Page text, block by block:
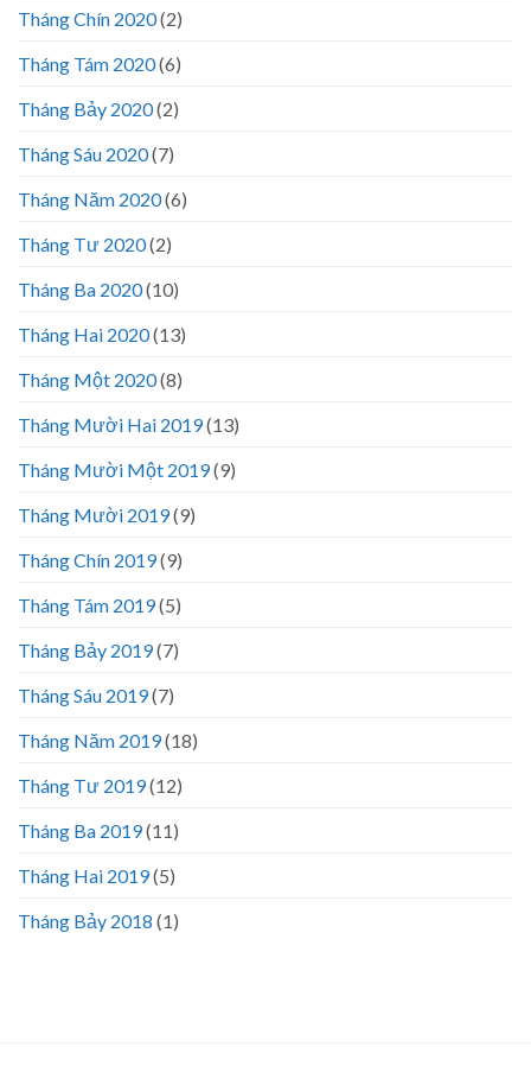
Tháng Chín 2020(2)
Tháng Tám 2020(6)
Tháng Bảy 2020(2)
Tháng Sáu 2020(7)
Tháng Năm 2020(6)
Tháng Tư 2020(2)
Tháng Ba 2020(10)
Tháng Hai 2020(13)
Tháng Một 2020(8)
Tháng Mười Hai 2019(13)
Tháng Mười Một 2019(9)
Tháng Mười 2019(9)
Tháng Chín 2019(9)
Tháng Tám 2019(5)
Tháng Bảy 2019(7)
Tháng Sáu 2019(7)
Tháng Năm 2019(18)
Tháng Tư 2019(12)
Tháng Ba 2019(11)
Tháng Hai 2019(5)
Tháng Bảy 2018 (1)